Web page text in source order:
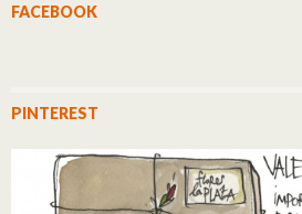
FACEBOOK
PINTEREST